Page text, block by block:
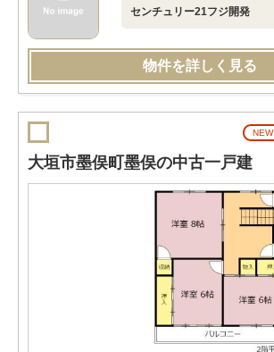
センチュリー21フジ開発
物件を詳しく見る
NEW
大垣市墨俣町墨俣の中古一戸建